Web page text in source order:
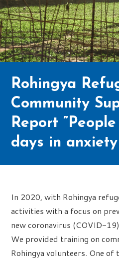
Rohingya
Community
Report
days in
In 2020, with Rohingya
activities with a focus on
new coronavirus (COVID-
We provided training on
Rohingya volunteers. One of